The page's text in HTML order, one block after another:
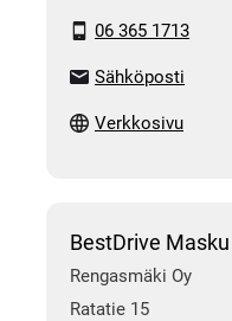
06 365 1713
Sähköposti
Verkkosivu
BestDrive Masku
Rengasmäki Oy
Ratatie 15